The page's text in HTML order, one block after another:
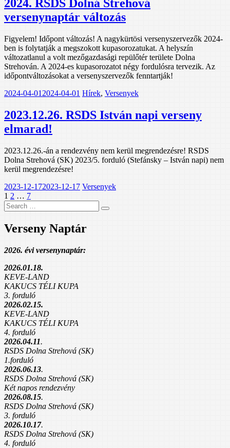
2024. RSDS Dolná Strehová
versenynaptár változás
Figyelem! Időpont változás! A nagykürtösi versenyszervezők 2024-
ben is folytatják a megszokott kupasorozatukat. A helyszín
változatlanul a volt mezőgazdasági repülőtér területe Dolna
Strehován. A 2024-es kupasorozatot négy fordulósra tervezik. Az
időpontváltozásokat a versenyszervezők fenntartják!
2024-04-01 2024-04-01 Hírek, Versenyek
2023.12.26. RSDS István napi verseny
elmarad!
2023.12.26.-án a rendezvény nem kerül megrendezésre! RSDS
Dolna Strehová (SK) 2023/5. forduló (Stefánsky – István napi) nem
kerül megrendezésre!
2023-12-172023-12-17 Versenyek
Bejegyzések
lapozása
1 2 … 7
Verseny Naptár
2026. évi versenynaptár:
2026.01.18.
KEVE-LAND
KAKUCS TÉLI KUPA
3. forduló
2026.02.15.
KEVE-LAND
KAKUCS TÉLI KUPA
4. forduló
2026.04.11.
RSDS Dolna Strehová (SK)
1.forduló
2026.06.13.
RSDS Dolna Strehová (SK)
Két napos rendezvény
2026.08.15.
RSDS Dolna Strehová (SK)
3. forduló
2026.10.17.
RSDS Dolna Strehová (SK)
4. forduló